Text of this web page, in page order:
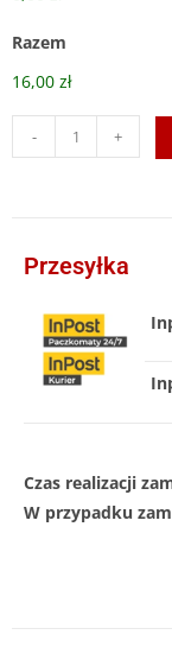
Razem
16,00 zł
- +
Przesyłka
Czas realizacji
W przypadku